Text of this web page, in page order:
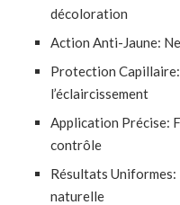
décoloration
Action Anti-Jaune:
Protection
l’éclaircissement
Application Précise:
contrôle
Résultats
naturelle